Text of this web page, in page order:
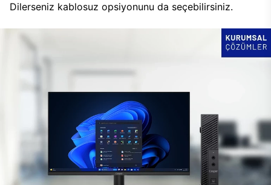
Dilerseniz kablosuz opsiyonunu da seçebilirsiniz.